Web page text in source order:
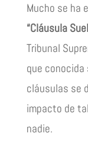
Mucho se ha
“Cláusula
Tribunal
que
cláusulas se
impacto de
nadie.